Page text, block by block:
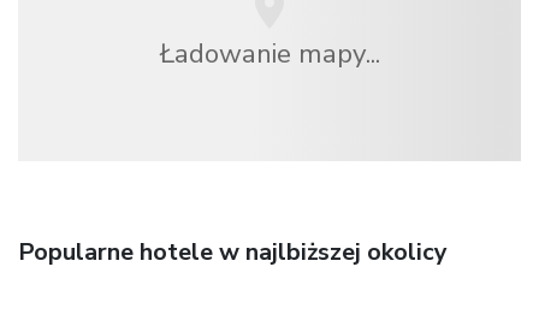
Ładowanie mapy...
Popularne hotele w najlbiższej okolicy